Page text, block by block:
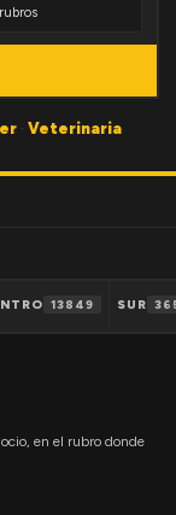
· Veterinaria
13849 SUR
en el rubro donde